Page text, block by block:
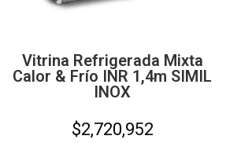
Vitrina Refrigerada Mixta
Calor & Frío INR 1,4m SIMIL
INOX
$2,720,952